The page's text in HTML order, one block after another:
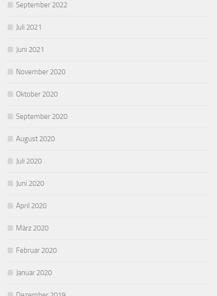
September 2022
Juli 2021
Juni 2021
November 2020
Oktober 2020
September 2020
August 2020
Juli 2020
Juni 2020
April 2020
März 2020
Februar 2020
Januar 2020